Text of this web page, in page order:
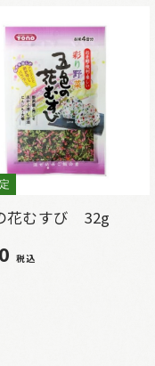
花むすび 32g
税込